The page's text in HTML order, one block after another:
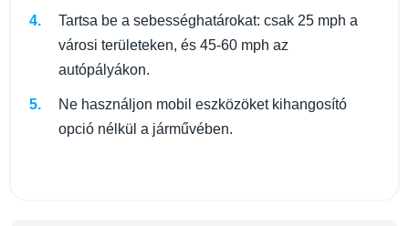
Tartsa be a sebességhatárokat: csak 25 mph a
városi területeken, és 45-60 mph az
autópályákon.
Ne használjon mobil eszközöket kihangosító
opció nélkül a járművében.